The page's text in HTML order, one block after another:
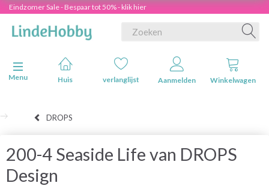
Eindzomer Sale - Bespaar tot 50% - klik hier
Navigatie in-/uitschakelen
Menu
Huis verlanglijst Aanmelden Winkelwagen
DROPS
200-4 Seaside Life van DROPS
Design